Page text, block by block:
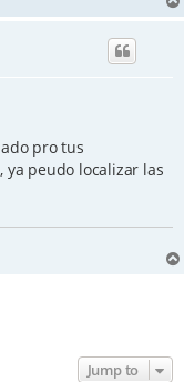
pro tus
ya peudo localizar las
Jump to